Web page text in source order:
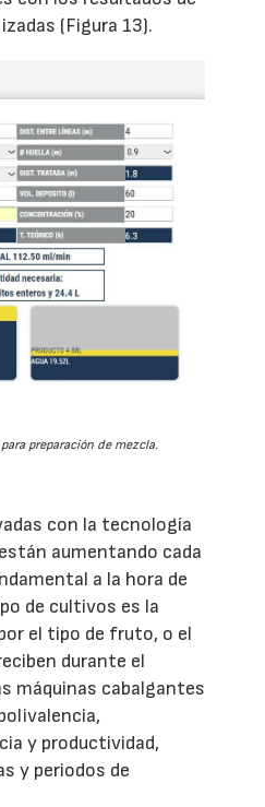
(Figura 13).
preparación de mezcla.
con la tecnología
aumentando cada
a la hora de
de cultivos es la
el tipo de fruto, o el
durante el
máquinas cabalgantes
y productividad,
y periodos de